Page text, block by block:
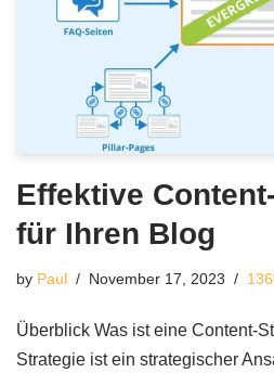
Effektive
für Ihren Blog
by Paul November 17, 2023
Überblick Was ist eine Content-
Strategie ist ein strategischer